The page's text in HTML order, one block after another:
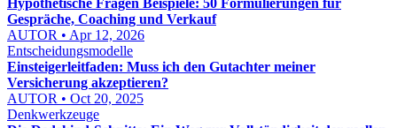
Hypothetische Fragen Beispiele: 50 Formulierungen für
Gespräche, Coaching und Verkauf
AUTOR • Apr 12, 2026
Entscheidungsmodelle
Einsteigerleitfaden: Muss ich den Gutachter meiner
Versicherung akzeptieren?
AUTOR • Oct 20, 2025
Denkwerkzeuge